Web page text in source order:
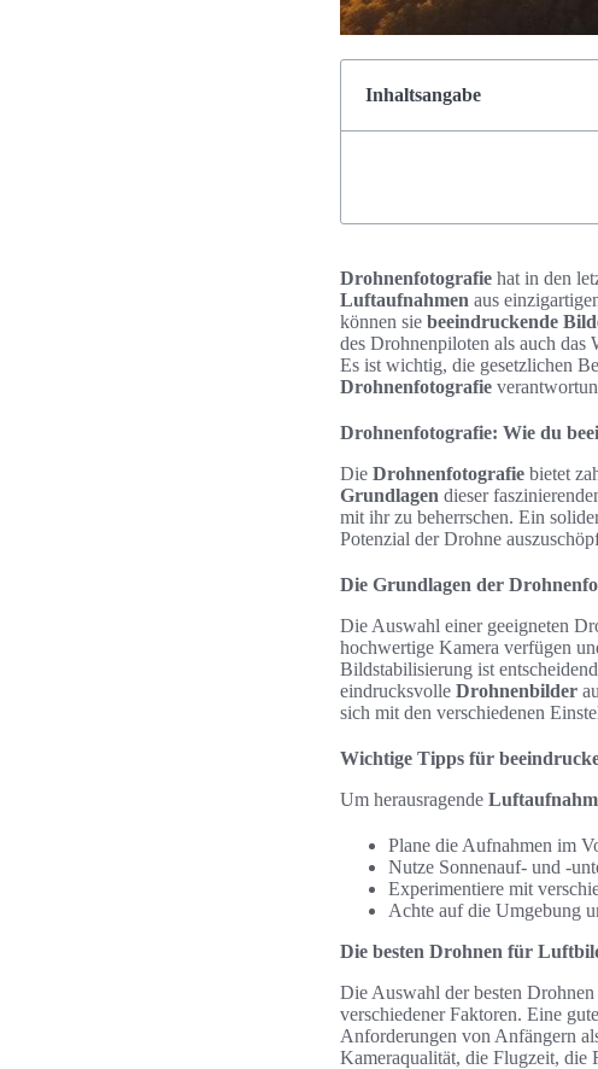
Inhaltsangabe
Drohnenfotografie hat in den
Luftaufnahmen aus
können sie beeindruckende
des Drohnenpiloten als auch
Es ist wichtig, die gesetzlichen
Drohnenfotografie
Drohnenfotografie: Wie du
Die Drohnenfotografie bietet
Grundlagen dieser
mit ihr zu beherrschen. Ein
Potenzial der Drohne
Die Grundlagen der
Die Auswahl einer geeigneten
hochwertige Kamera verfügen
Bildstabilisierung ist
eindrucksvolle Drohnenbilder
sich mit den verschiedenen
Wichtige Tipps für
Um herausragende
Plane die Aufnahmen im
Nutze Sonnenauf- und -
Experimentiere mit
Achte auf die Umgebung
Die besten Drohnen für
Die Auswahl der besten
verschiedener Faktoren. Eine gute
Anforderungen von Anfängern
Kameraqualität, die Flugzeit, die